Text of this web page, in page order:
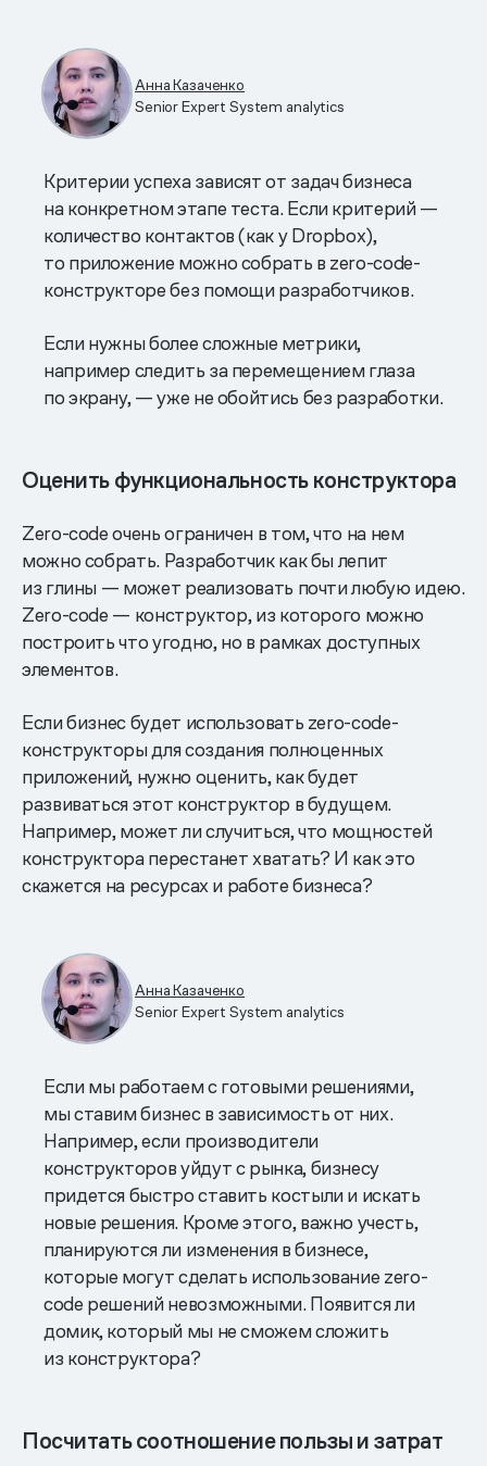
Анна Казаченко
Senior Expert System analytics
Критерии успеха зависят от задач бизнеса
на конкретном этапе теста. Если критерий —
количество контактов (как у Dropbox),
то приложение можно собрать в zero-code-
конструкторе без помощи разработчиков.
Если нужны более сложные метрики,
например следить за перемещением глаза
по экрану, — уже не обойтись без разработки.
Оценить функциональность конструктора
Zero-code очень ограничен в том, что на нем
можно собрать. Разработчик как бы лепит
из глины — может реализовать почти любую идею.
Zero-code — конструктор, из которого можно
построить что угодно, но в рамках доступных
элементов.
Если бизнес будет использовать zero-code-
конструкторы для создания полноценных
приложений, нужно оценить, как будет
развиваться этот конструктор в будущем.
Например, может ли случиться, что мощностей
конструктора перестанет хватать? И как это
скажется на ресурсах и работе бизнеса?
Анна Казаченко
Senior Expert System analytics
Если мы работаем с готовыми решениями,
мы ставим бизнес в зависимость от них.
Например, если производители
конструкторов уйдут с рынка, бизнесу
придется быстро ставить костыли и искать
новые решения. Кроме этого, важно учесть,
планируются ли изменения в бизнесе,
которые могут сделать использование zero-
code решений невозможными. Появится ли
домик, который мы не сможем сложить
из конструктора?
Посчитать соотношение пользы и затрат